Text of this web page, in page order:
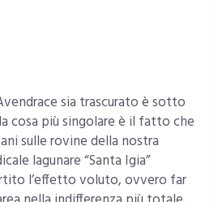
sia trascurato è sotto
cosa più singolare è il fatto che
sulle rovine della nostra
lagunare “Santa Igia”
l’effetto voluto, ovvero far